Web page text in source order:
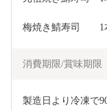
梅焼き鯖寿司　　1
消費期限/賞味期限
製造日より冷凍で